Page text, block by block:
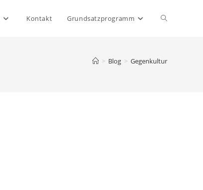
Kontakt Grundsatzprogramm Website-
> Blog > Gegenkultur